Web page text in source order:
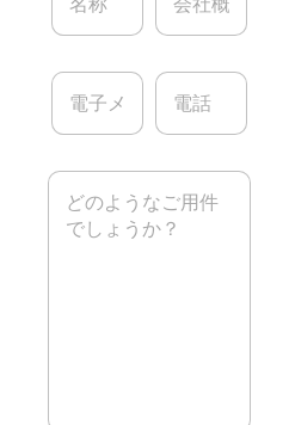
*
概
電
メ
ル
電
メ